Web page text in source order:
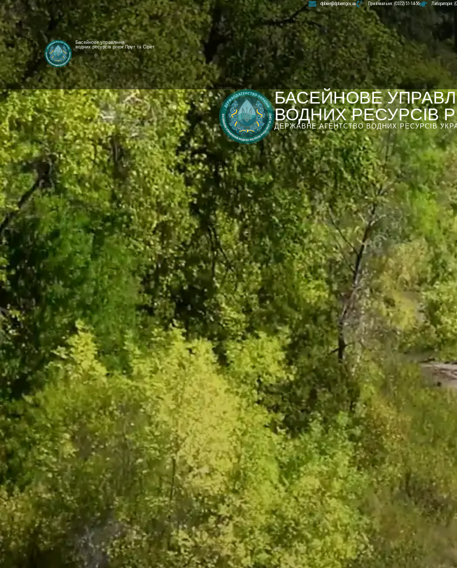
[newyear_garland]
Басейнове управління
водних ресурсів річок Прут та Сірет
Лабораторія:
dpbuvr@dpbuvr.gov.ua Приймальня: (0372) 51-14-56
БАСЕЙНОВЕ
ВОДНИХ РЕСУРСІВ
ДЕРЖАВНЕ АГЕНТСТВО ВОДНИХ РЕСУРСІВ